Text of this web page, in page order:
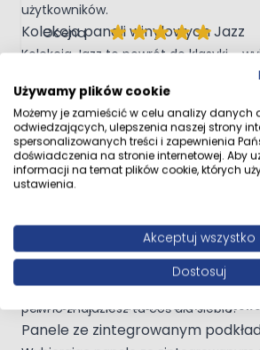
użytkowników.
Kolekcja paneli winylowych Jazz
Kolekcja Jazz to powrót do klasyki -
z wyraźnie
tradycyjnych, naturalnych odcieniach
specjalnie dla fanów wnętrz o
charakterze, dwadekory kamienne
szarości.
Struktura synchronicznaczyli
odwzorowanie faktury drewna, którą
prawdziwych drewnianych desek.
Obok tej kolekcji nie da się przejść
szerokiej gamie dekorów, od
klasycznej, jodełki, aż po nowoczesne
pewno znajdziesz tu coś dla siebie!
Panele ze zintegrowanym
Ocena
Recenzowany przez Zadowolony
4 września 2024
4.09.2024
Panele mają bardzo realistyczny
co dodało wnętrzu uroku.
Napisz własną recenzję
Napisz opinię o produkcie:Panele
Używamy plików cookie
Możemy je zamieścić w celu analizy danych
odwiedzających, ulepszenia naszej strony
spersonalizowanych treści i zapewnienia
doświadczenia na stronie internetowej. Aby
informacji na temat plików cookie, których
ustawienia.
Akceptuj wszystko
Dostosuj